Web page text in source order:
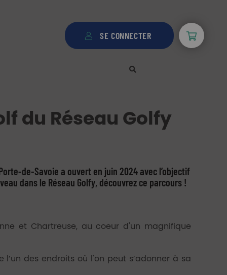
SE CONNECTER
du Réseau Golfy
de-Savoie a ouvert en juin 2024 avec l’objectif
dans le Réseau Golfy, découvrez ce parcours !
et Chartreuse, au coeur d'un magnifique
des endroits où l'on peut s’adonner à sa